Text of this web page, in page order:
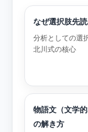
なぜ選択肢先
分析としての選
北川式の核心
物語文（文学的
の解き方